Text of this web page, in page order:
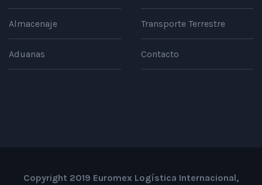
Almacenaje Transporte Terrestre
Aduanas Contacto
Copyright 2019 Euromex Logística Internacional,